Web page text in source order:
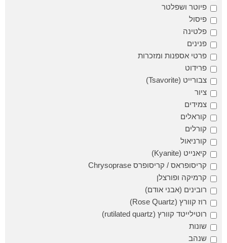
פיוטר ושפלטר
פיסול
פלטינה
פנינים
פרטי אספנות ומזכרות
פרידוט
צבורייט (Tsavorite)
ציור
צמידים
קוראלים
קורלים
קורניאול
קיאנייט (Kyanite)
קריסופראס / קריסופרס Chrysoprase
קרמיקה ופורצלן
רובינים (אבני אודם)
רוז קוורץ (Rose Quartz)
רוטילייטד קוורץ (rutilated quartz)
שונות
שנהב